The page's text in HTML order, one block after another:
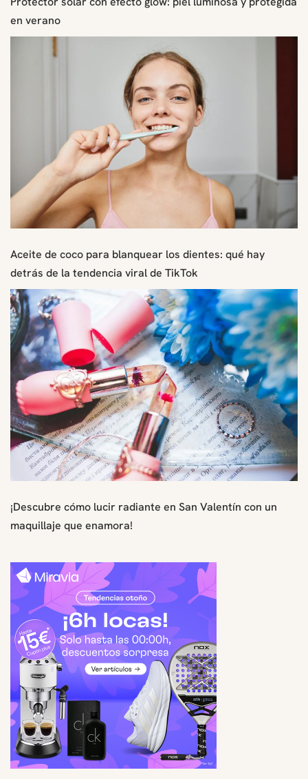
en verano
Aceite de coco para blanquear los dientes: qué hay
detrás de la tendencia viral de TikTok
¡Descubre cómo lucir radiante en San Valentín con un
maquillaje que enamora!